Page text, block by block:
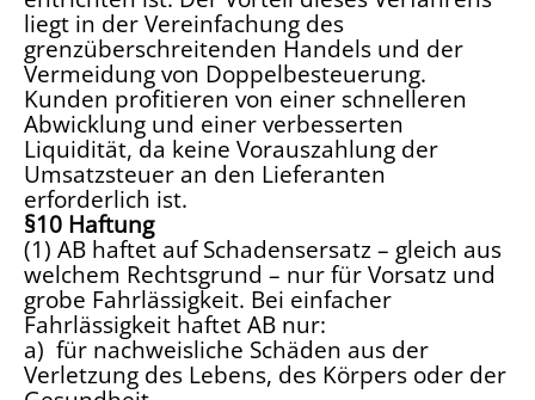
liegt in der Vereinfachung des
grenzüberschreitenden Handels und der
Vermeidung von Doppelbesteuerung.
Kunden profitieren von einer schnelleren
Abwicklung und einer verbesserten
Liquidität, da keine Vorauszahlung der
Umsatzsteuer an den Lieferanten
erforderlich ist.
§10 Haftung
(1) AB haftet auf Schadensersatz – gleich aus
welchem Rechtsgrund – nur für Vorsatz und
grobe Fahrlässigkeit. Bei einfacher
Fahrlässigkeit haftet AB nur:
a) für nachweisliche Schäden aus der
Verletzung des Lebens, des Körpers oder der